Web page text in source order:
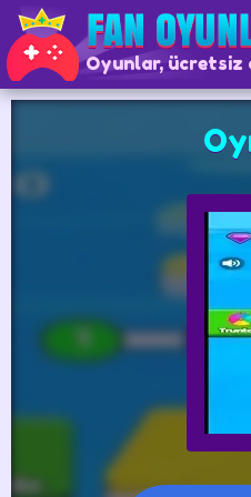
Oyunlar,